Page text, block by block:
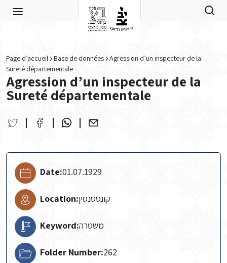
Page d’accueil Base de données
Agression d’un inspecteur de la
Sureté départementale
Agression d’un inspecteur de la
Sureté départementale
Date:01.07.1929
Location:קונסטנטין
Keyword:משטרה
Folder Number:262